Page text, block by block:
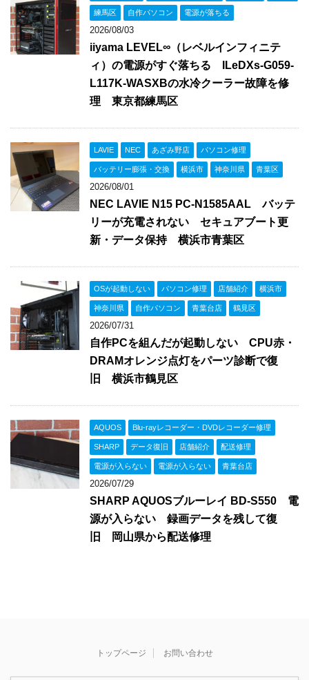
練馬区 自作パソコン 電源が落ちる
2026/08/03
iiyama LEVEL∞（レベルインフィニテ
ィ）の電源がすぐ落ちる ILeDXs-G059-
L117K-WASXBの水冷クーラー故障を修
理 東京都練馬区
LAVIE NEC あざみ野店 パソコン修理
バッテリー膨張・交換 横浜市 神奈川県 青葉区
2026/08/01
NEC LAVIE N15 PC-N1585AAL バッテ
リーが充電されない セキュアブート更
新・データ保持 横浜市青葉区
OSが起動しない パソコン修理 店舗紹介 横浜市
神奈川県 自作パソコン 青葉台店 鶴見区
2026/07/31
自作PCを組んだが起動しない CPU赤・
DRAMオレンジ点灯をパーツ診断で復
旧 横浜市鶴見区
AQUOS Blu-rayレコーダー・DVDレコーダー修理
SHARP データ復旧 店舗紹介 配送修理
電源が入らない 電源が入らない 青葉台店
2026/07/29
SHARP AQUOSブルーレイ BD-S550 電
源が入らない 録画データを残して復
旧 岡山県から配送修理
トップページ お問い合わせ